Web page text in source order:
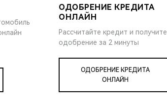
ОДОБРЕНИЕ КРЕДИТА
ОНЛАЙН
Рассчитайте кредит и получите
одобрение за 2 минуты
ОДОБРЕНИЕ КРЕДИТА
ОНЛАЙН